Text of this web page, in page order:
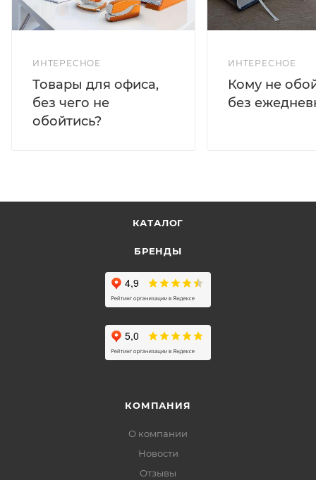
ИНТЕРЕСНОЕ
Товары для офиса,
без чего не
обойтись?
ИНТЕРЕСНОЕ
Кому не
без
КАТАЛОГ
БРЕНДЫ
КОМПАНИЯ
О компании
Новости
Отзывы